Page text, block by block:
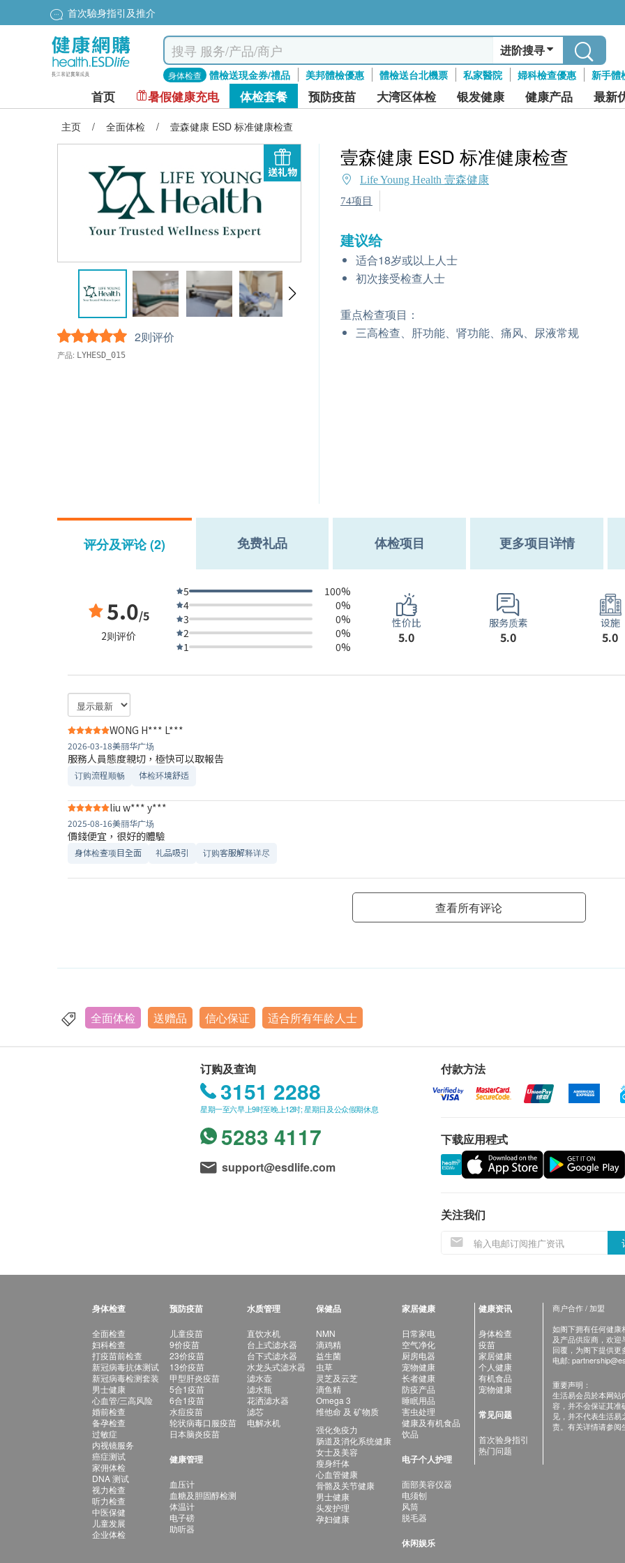
首次驗身指引及推介
进阶搜寻
身体检查 體檢送現金券/禮品 美邦體檢優惠 體檢送台北機票 私家醫院 婦科檢查優惠 新手體
首页 暑假健康充电 体检套餐 预防疫苗 大湾区体检 银发健康 健康产品 最新
主页 / 全面体检 / 壹森健康 ESD 标准健康检查
送礼物
2则评价
产品: LYHESD_015
壹森健康 ESD 标准健康检查
Life Young Health 壹森健康
74项目
建议给
适合18岁或以上人士
初次接受检查人士
重点检查项目：
三高检查、肝功能、肾功能、痛风、尿液常规
评分及评论 (2) 免费礼品 体检项目 更多项目详情
5.0/5
2则评价
5
100%
4
0%
3
0%
2
0%
1
0%
性价比
5.0
服务质素
5.0
设施
5.0
WONG H*** L***
2026-03-18美丽华广场
服務人員態度親切，極快可以取報告
订购流程顺畅 体检环境舒适​
liu w*** y***
2025-08-16美丽华广场
價錢便宜，很好的體驗
身体检查项目全面 礼品吸引 订购客服解释详尽
查看所有评论
全面体检 送赠品 信心保证 适合所有年龄人士
订购及查询
3151 2288
星期一至六早上9时至晚上12时; 星期日及公众假期休息
5283 4117
support@esdlife.com
付款方法
下载应用程式
关注我们
身体检查
全面检查
妇科检查
打疫苗前检查
新冠病毒抗体测试
新冠病毒检测套装
男士健康
心血管/三高风险
婚前检查
备孕检查
过敏症
内视镜服务
癌症测试
家佣体检
DNA 测试
视力检查
听力检查
中医保健
儿童发展
企业体检
预防疫苗
儿童疫苗
9价疫苗
23价疫苗
13价疫苗
甲型肝炎疫苗
5合1疫苗
6合1疫苗
水痘疫苗
轮状病毒口服疫苗
日本脑炎疫苗
健康管理
血压计
血糖及胆固醇检测
体温计
电子磅
助听器
水质管理
直饮水机
台上式滤水器
台下式滤水器
水龙头式滤水器
滤水壶
滤水瓶
花洒滤水器
滤芯
电解水机
保健品
NMN
滴鸡精
益生菌
虫草
灵芝及云芝
滴鱼精
Omega 3
维他命 及 矿物质
强化免疫力
肠道及消化系统健康
女士及美容
瘦身纤体
心血管健康
骨骼及关节健康
男士健康
头发护理
孕妇健康
家居健康
日常家电
空气净化
厨房电器
宠物健康
长者健康
防疫产品
睡眠用品
害虫处理
健康及有机食品
饮品
电子个人护理
面部美容仪器
电须刨
风筒
脱毛器
休闲娱乐
健康资讯
身体检查
疫苗
家居健康
个人健康
有机食品
宠物健康
常见问题
首次验身指引
热门问题
商户合作 / 加盟
如阁下拥有任何健康
及产品供应商，欢迎
回覆，为阁下提供更
电邮:
重要声明：
生活易会员於本网站
容，并不会保证其准
见，并不代表生活
责。有关详情请参阅